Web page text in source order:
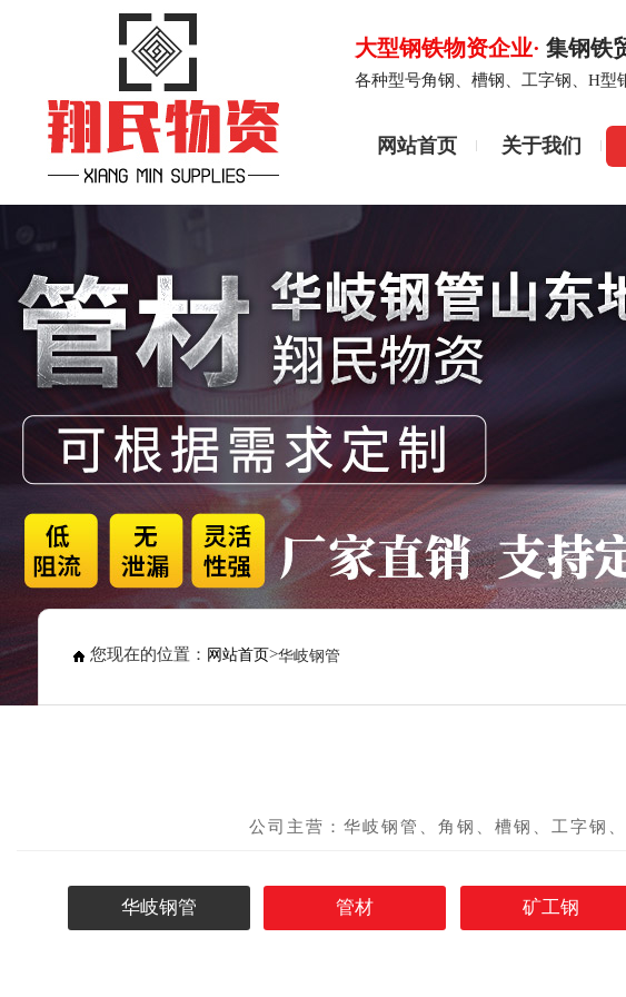
大型钢铁物资企业· 集钢铁
各种型号角钢、槽钢、工字钢、H型
网站首页 关于我们
您现在的位置： 网站首页>华岐钢管
公司主营：华岐钢管、角钢、槽钢、工字钢
华岐钢管 管材 矿工钢